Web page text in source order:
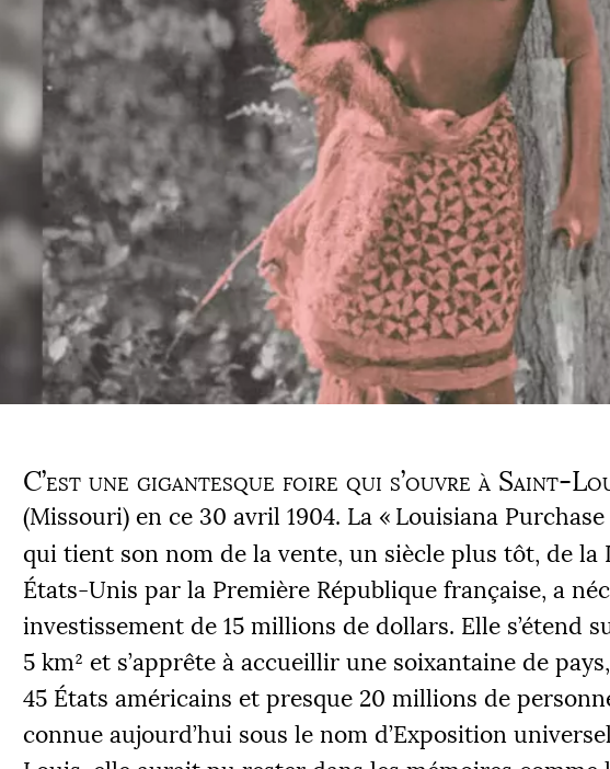
C’est une gigantesque foire qui s’ouvre à Saint-
(Missouri) en ce 30 avril 1904. La « Louisiana
qui tient son nom de la vente, un siècle plus tôt, de la
États-Unis par la Première République française, a
investissement de 15 millions de dollars. Elle s’étend
5 km² et s’apprête à accueillir une soixantaine de
45 États américains et presque 20 millions de
connue aujourd’hui sous le nom d’Exposition